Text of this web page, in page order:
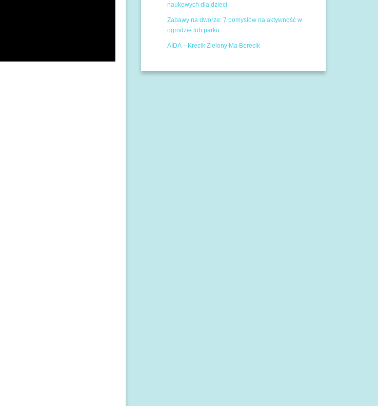
naukowych dla dzieci
Zabawy na dworze: 7 pomysłów na aktywność w
ogrodzie lub parku
AIDA – Krecik Zielony Ma Berecik